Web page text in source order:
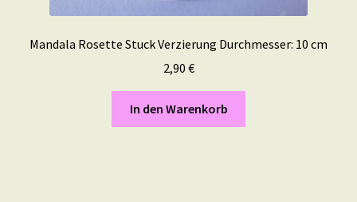
Mandala Rosette Stuck Verzierung Durchmesser: 10 cm
2,90 €
In den Warenkorb